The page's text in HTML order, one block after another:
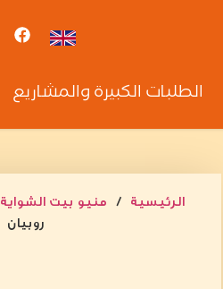
الطلبات الكبيرة والمشاريع
الرئيسية / منيو بيت الشواية
روبيان